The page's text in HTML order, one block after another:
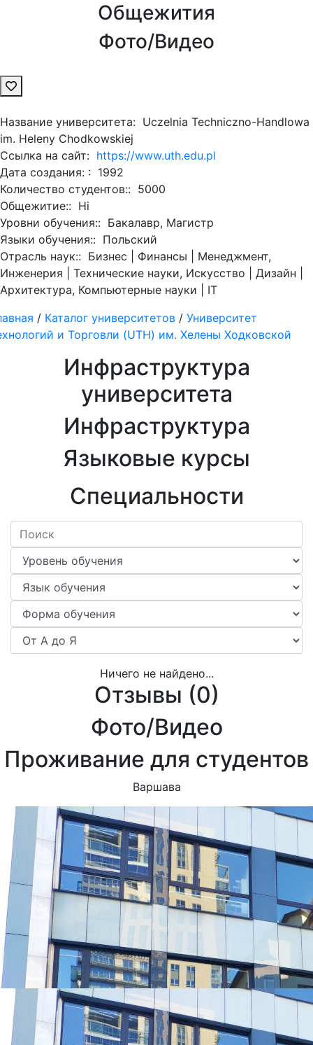
Общежития
Фото/Видео
Название университета: Uczelnia Techniczno-Handlowa
im. Heleny Chodkowskiej
Ссылка на сайт: https://www.uth.edu.pl
Дата создания: : 1992
Количество студентов:: 5000
Общежитие:: Ні
Уровни обучения:: Бакалавр, Магистр
Языки обучения:: Польский
Отрасль наук:: Бизнес | Финансы | Менеджмент,
Инженерия | Технические науки, Искусство | Дизайн |
Архитектура, Компьютерные науки | ІТ
/ Каталог университетов / Университет
и Торговли (UTH) им. Хелены Ходковской
Инфраструктура
университета
Инфраструктура
Языковые курсы
Специальности
Ничего не найдено...
Отзывы (0)
Фото/Видео
Проживание для студентов
Варшава
УНИВЕРСИТЕТЫ, КОТОРЫЕ ЧАЩЕ ВСЕГО ВЫБИРАЮТ